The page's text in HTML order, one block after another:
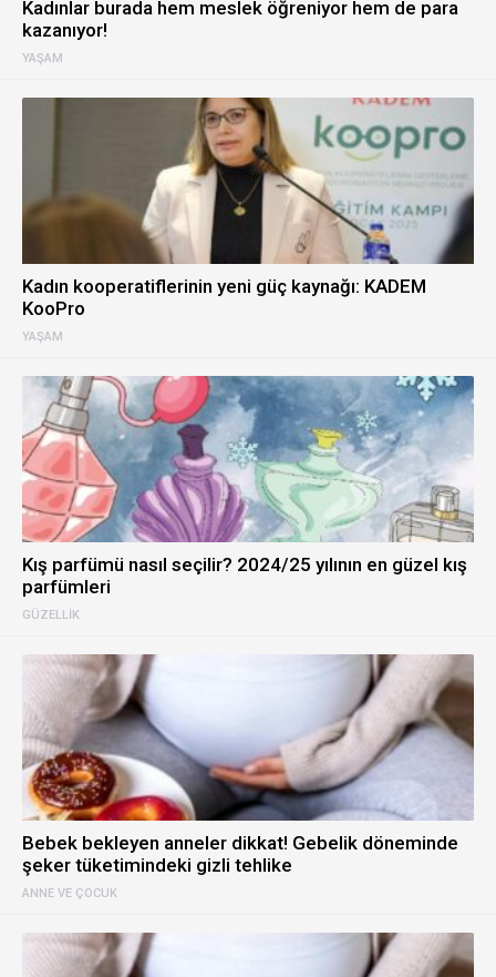
YAŞAM
Kadınlar burada hem meslek öğreniyor hem de para
kazanıyor!
YAŞAM
Kadın kooperatiflerinin yeni güç kaynağı: KADEM
KooPro
GÜZELLIK
Kış parfümü nasıl seçilir? 2024/25 yılının en güzel kış
parfümleri
ANNE VE ÇOCUK
Bebek bekleyen anneler dikkat! Gebelik döneminde
şeker tüketimindeki gizli tehlike